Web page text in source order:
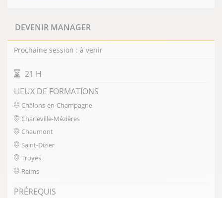
DEVENIR MANAGER
Prochaine session : à venir
DURÉE DE LA FORMATION
21 H
LIEUX DE FORMATIONS
Châlons-en-Champagne
Charleville-Mézières
Chaumont
Saint-Dizier
Troyes
Reims
PRÉREQUIS